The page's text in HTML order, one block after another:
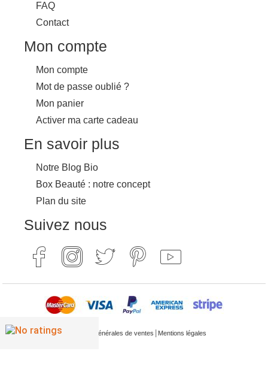
FAQ
Contact
Mon compte
Mon compte
Mot de passe oublié ?
Mon panier
Activer ma carte cadeau
En savoir plus
Notre Blog Bio
Box Beauté : notre concept
Plan du site
Suivez nous
Conditions générales de ventes Mentions légales